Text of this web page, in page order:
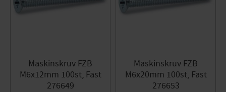
Maskinskruv FZB
M6x12mm 100st, Fast
276649
Maskinskruv FZB
M6x20mm 100st, Fast
276653